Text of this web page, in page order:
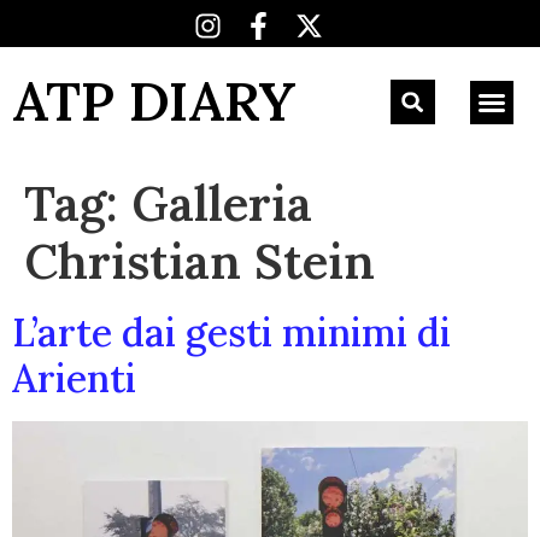
ATP DIARY
Tag: Galleria
Christian Stein
L’arte dai gesti minimi di
Arienti